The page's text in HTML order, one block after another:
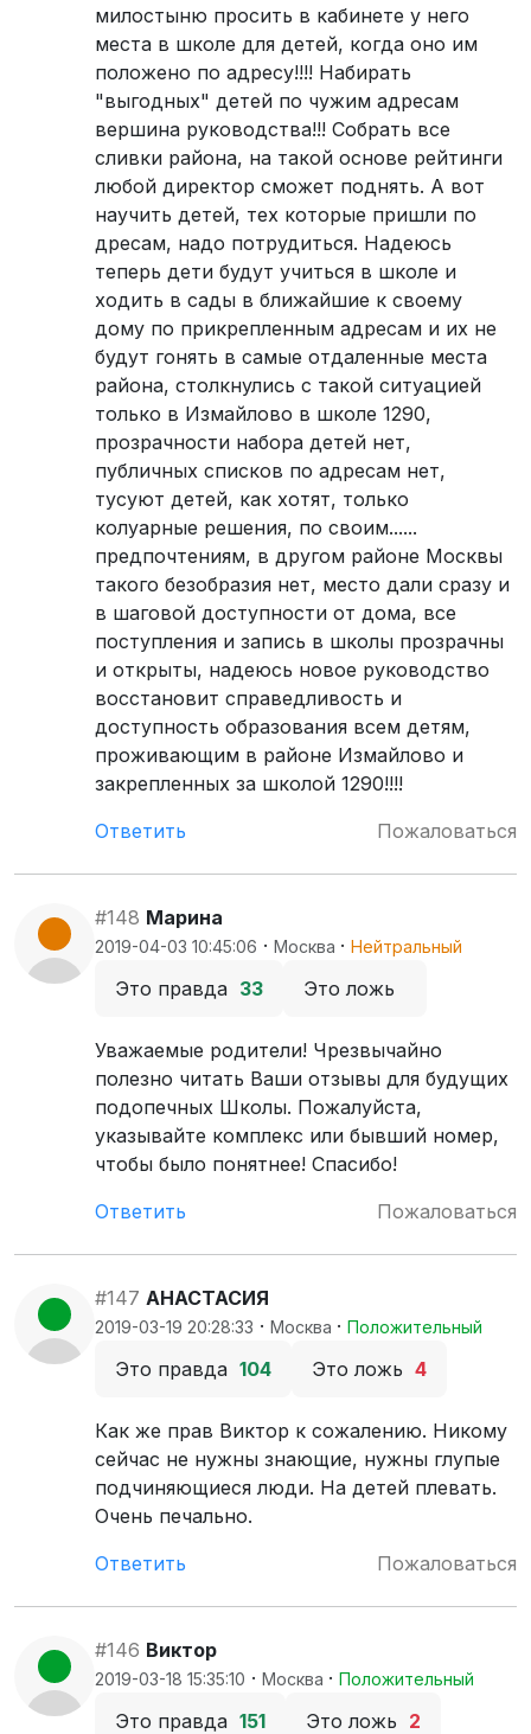
милостыню просить в кабинете у него
места в школе для детей, когда оно им
положено по адресу!!!! Набирать
"выгодных" детей по чужим адресам
вершина руководства!!! Собрать все
сливки района, на такой основе рейтинги
любой директор сможет поднять. А вот
научить детей, тех которые пришли по
дресам, надо потрудиться. Надеюсь
теперь дети будут учиться в школе и
ходить в сады в ближайшие к своему
дому по прикрепленным адресам и их не
будут гонять в самые отдаленные места
района, столкнулись с такой ситуацией
только в Измайлово в школе 1290,
прозрачности набора детей нет,
публичных списков по адресам нет,
тусуют детей, как хотят, только
колуарные решения, по своим......
предпочтениям, в другом районе Москвы
такого безобразия нет, место дали сразу и
в шаговой доступности от дома, все
поступления и запись в школы прозрачны
и открыты, надеюсь новое руководство
восстановит справедливость и
доступность образования всем детям,
проживающим в районе Измайлово и
закрепленных за школой 1290!!!!
Ответить
Пожаловаться
#148 Марина
2019-04-03 10:45:06 · Москва · Нейтральный
Это правда 33 Это ложь
Уважаемые родители! Чрезвычайно
полезно читать Ваши отзывы для будущих
подопечных Школы. Пожалуйста,
указывайте комплекс или бывший номер,
чтобы было понятнее! Спасибо!
Ответить
Пожаловаться
#147 АНАСТАСИЯ
2019-03-19 20:28:33 · Москва · Положительный
Это правда 104 Это ложь 4
Как же прав Виктор к сожалению. Никому
сейчас не нужны знающие, нужны глупые
подчиняющиеся люди. На детей плевать.
Очень печально.
Ответить
Пожаловаться
#146 Виктор
2019-03-18 15:35:10 · Москва · Положительный
Это правда 151 Это ложь 2